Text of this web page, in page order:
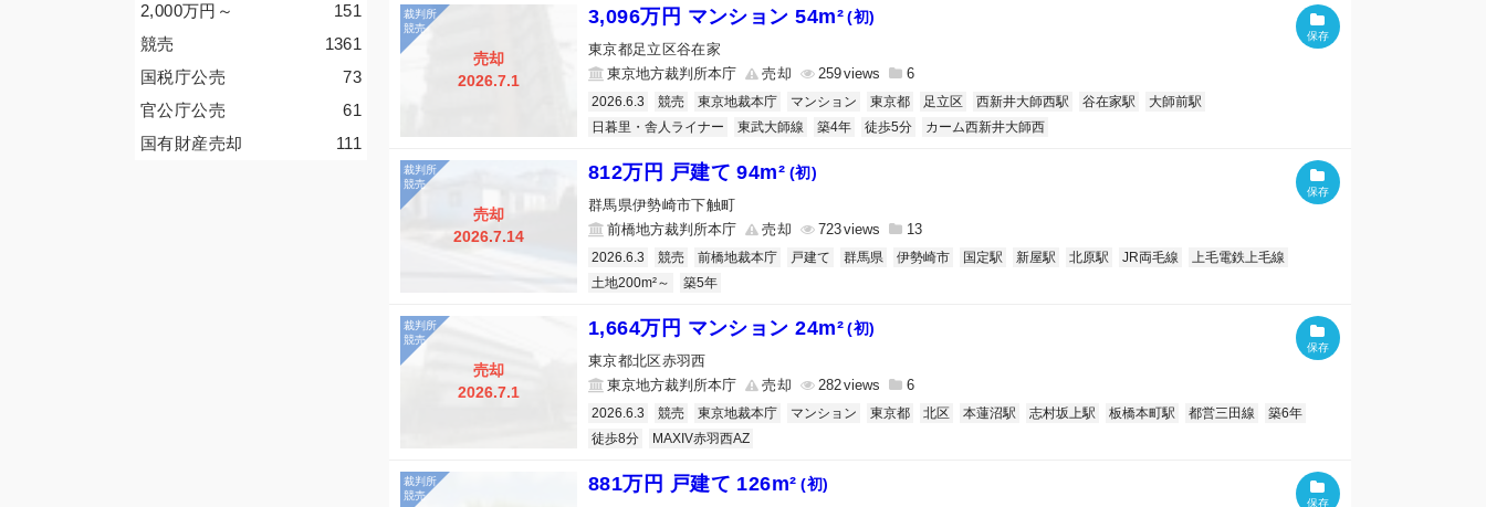
売却
2026.7.1
3,096万円 マンション 54m² (初)
東京都足立区谷在家
東京地方裁判所本庁
売却 259 6
2026.6.3 競売 東京地裁本庁 マンション 東京都 足立区 西新井大師西駅 谷在家駅
大師前駅
日暮里・舎人ライナー
東武大師線 築4年 徒歩5分 カーム西新井大師西
売却
2026.7.14
812万円 戸建て 94m² (初)
群馬県伊勢崎市下触町
前橋地方裁判所本庁
売却 723 13
2026.6.3 競売 前橋地裁本庁 戸建て 群馬県 伊勢崎市 国定駅 新屋駅 北原駅 JR両毛線
上毛電鉄上毛線
土地200m²～
築5年
売却
2026.7.1
1,664万円 マンション 24m² (初)
東京都北区赤羽西
東京地方裁判所本庁
売却 282 6
2026.6.3 競売 東京地裁本庁 マンション 東京都 北区 本蓮沼駅 志村坂上駅 板橋本町駅 都営三田線
築6年
徒歩8分
MAXIV赤羽西AZ
881万円 戸建て 126m² (初)
151
2,000万円 ～
1361
競売
73
国税庁公売
61
官公庁公売
111
国有財産売却